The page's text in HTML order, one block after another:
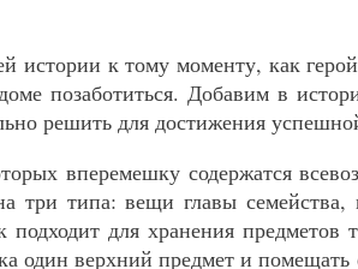
истории к тому моменту, как
позаботиться. Добавим в
решить для достижения
вперемешку содержатся
три типа: вещи главы
для хранения предметов
один верхний предмет и помещать